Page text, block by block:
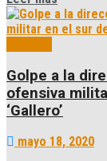
Golpe a la
ofensiva
‘Gallero’
mayo 18, 2020